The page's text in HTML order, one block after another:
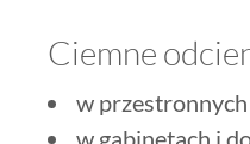
Ciemne
w
w gabinetach i